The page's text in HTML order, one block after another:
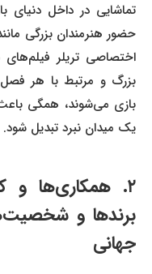
تماشایی در داخل دنیای
حضور هنرمندان بزرگی مانند
اختصاصی تریلر فیلم‌های
بزرگ و مرتبط با هر فصل
بازی می‌شوند، همگی باعث
یک میدان نبرد تبدیل شود.
۲. همکاری‌ها و
برندها و
جهانی